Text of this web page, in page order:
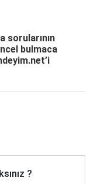
sorularının
bulmaca
?